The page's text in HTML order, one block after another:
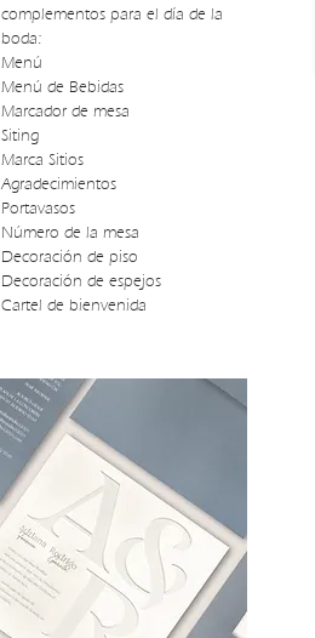
complementos para el día de la
boda:
Menú
Menú de Bebidas
Marcador de mesa
Siting
Marca Sitios
Agradecimientos
Portavasos
Número de la mesa
Decoración de piso
Decoración de espejos
Cartel de bienvenida